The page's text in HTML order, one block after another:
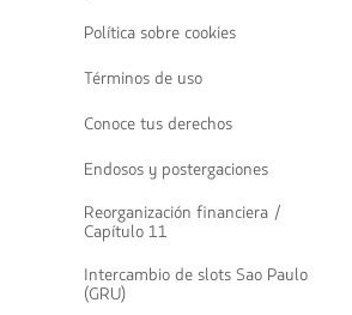
Política sobre cookies
Términos de uso
Conoce tus derechos
Endosos y postergaciones
Reorganización financiera /
Capítulo 11
Intercambio de slots Sao Paulo
(GRU)